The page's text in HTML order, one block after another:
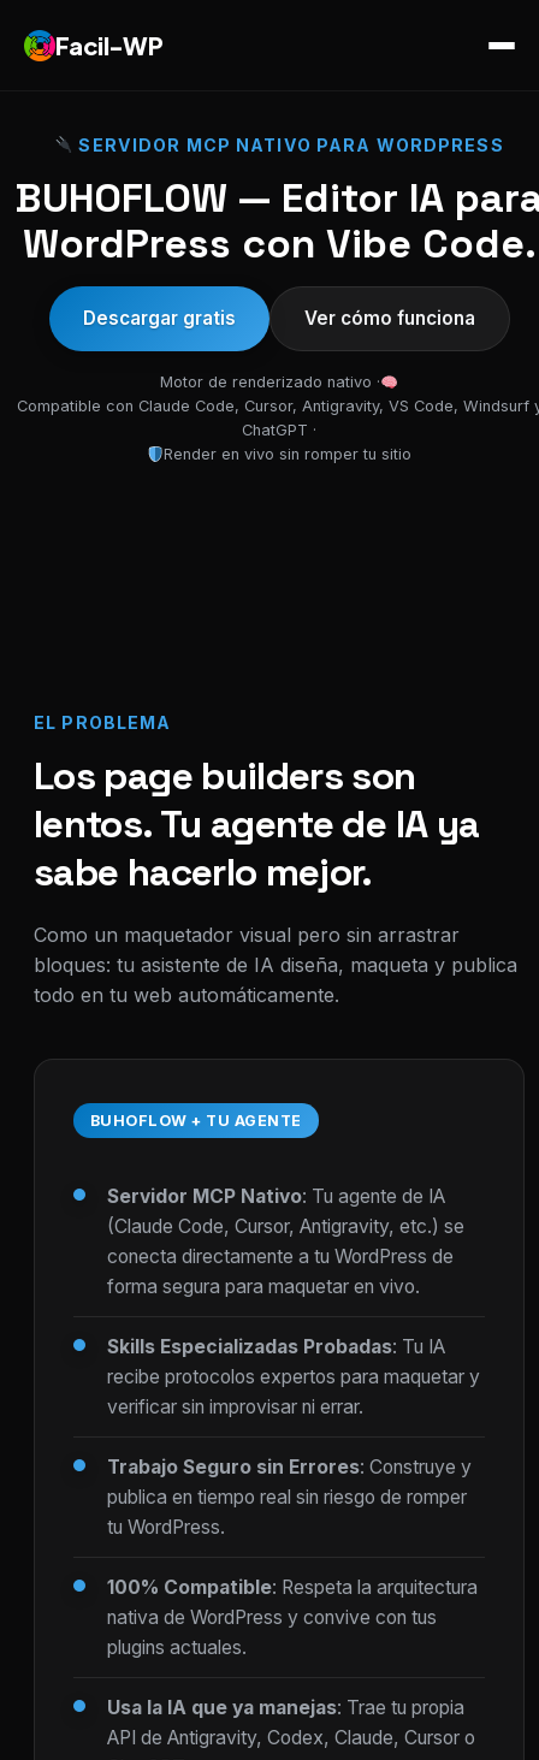
Facil-WP
SERVIDOR MCP NATIVO PARA WORDPRESS
BUHOFLOW — Editor IA
WordPress con Vibe Code.
Descargar gratis Ver cómo funciona
Motor de renderizado nativo ·
Compatible con Claude Code, Cursor, Antigravity, VS Code, Windsurf
ChatGPT ·
Render en vivo sin romper tu sitio
EL PROBLEMA
Los page builders son
lentos. Tu agente de IA ya
sabe hacerlo mejor.
Como un maquetador visual pero sin arrastrar
bloques: tu asistente de IA diseña, maqueta y publica
todo en tu web automáticamente.
BUHOFLOW + TU AGENTE
Servidor MCP Nativo: Tu agente de IA
(Claude Code, Cursor, Antigravity, etc.) se
conecta directamente a tu WordPress de
forma segura para maquetar en vivo.
Skills Especializadas Probadas: Tu IA
recibe protocolos expertos para maquetar y
verificar sin improvisar ni errar.
Trabajo Seguro sin Errores: Construye y
publica en tiempo real sin riesgo de romper
tu WordPress.
100% Compatible: Respeta la arquitectura
nativa de WordPress y convive con tus
plugins actuales.
Usa la IA que ya manejas: Trae tu propia
API de Antigravity, Codex, Claude, Cursor o